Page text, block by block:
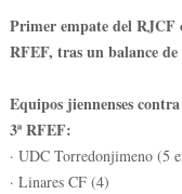
Primer empate del RJCF
RFEF, tras un balance
Equipos jiennenses
3ª RFEF:
· UDC Torredonjimeno (5
· Linares CF (4)